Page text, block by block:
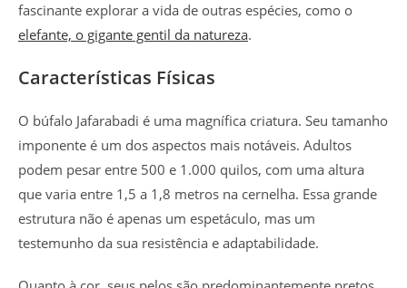
fascinante explorar a vida de outras espécies, como o
elefante, o gigante gentil da natureza.
Características Físicas
O búfalo Jafarabadi é uma magnífica criatura. Seu tamanho
imponente é um dos aspectos mais notáveis. Adultos
podem pesar entre 500 e 1.000 quilos, com uma altura
que varia entre 1,5 a 1,8 metros na cernelha. Essa grande
estrutura não é apenas um espetáculo, mas um
testemunho da sua resistência e adaptabilidade.